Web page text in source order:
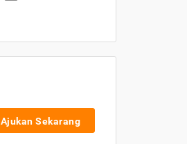
Ajukan Sekarang